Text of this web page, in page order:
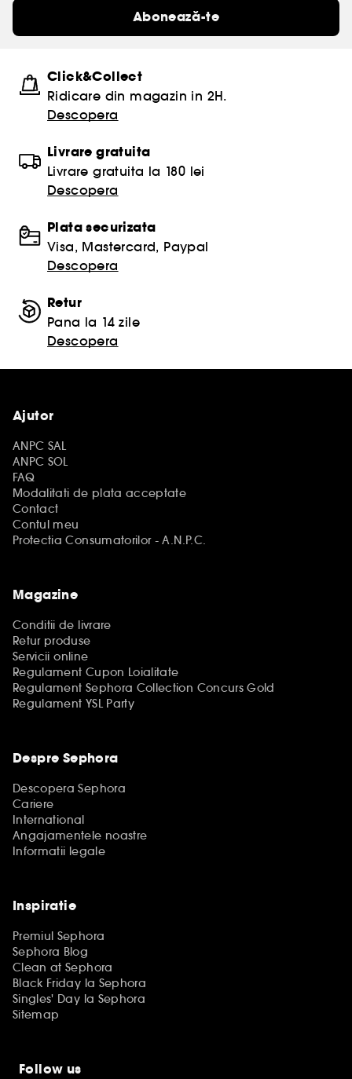
Abonează-te
Click&Collect
Ridicare din magazin in 2H.
Descopera
Livrare gratuita
Livrare gratuita la 180 lei
Descopera
Plata securizata
Visa, Mastercard, Paypal
Descopera
Retur
Pana la 14 zile
Descopera
Ajutor
ANPC SAL
ANPC SOL
FAQ
Modalitati de plata acceptate
Contact
Contul meu
Protectia Consumatorilor - A.N.P.C.
Magazine
Conditii de livrare
Retur produse
Servicii online
Regulament Cupon Loialitate
Regulament Sephora Collection Concurs Gold
Regulament YSL Party
Despre Sephora
Descopera Sephora
Cariere
International
Angajamentele noastre
Informatii legale
Inspiratie
Premiul Sephora
Sephora Blog
Clean at Sephora
Black Friday la Sephora
Singles' Day la Sephora
Sitemap
Follow us